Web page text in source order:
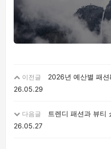
이전글
2026년 예산별 패
26.05.29
다음글
트렌디 패션과 뷰티
26.05.27